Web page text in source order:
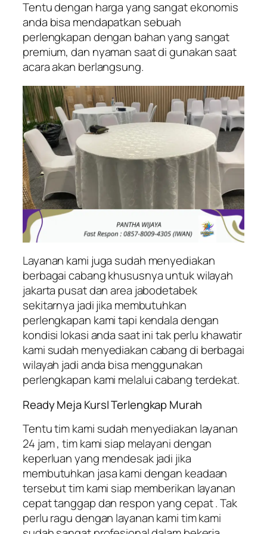
Tentu dengan harga yang sangat ekonomis
anda bisa mendapatkan sebuah
perlengkapan dengan bahan yang sangat
premium, dan nyaman saat di gunakan saat
acara akan berlangsung.
Layanan kami juga sudah menyediakan
berbagai cabang khususnya untuk wilayah
jakarta pusat dan area jabodetabek
sekitarnya jadi jika membutuhkan
perlengkapan kami tapi kendala dengan
kondisi lokasi anda saat ini tak perlu khawatir
kami sudah menyediakan cabang di berbagai
wilayah jadi anda bisa menggunakan
perlengkapan kami melalui cabang terdekat.
Ready Meja KursI Terlengkap Murah
Tentu tim kami sudah menyediakan layanan
24 jam , tim kami siap melayani dengan
keperluan yang mendesak jadi jika
membutuhkan jasa kami dengan keadaan
tersebut tim kami siap memberikan layanan
cepat tanggap dan respon yang cepat . Tak
perlu ragu dengan layanan kami tim kami